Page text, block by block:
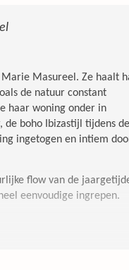
Masureel. Ze haalt
de natuur constant
haar woning onder in
boho Ibizastijl tijdens de
ingetogen en intiem
flow van de
eenvoudige ingrepen.